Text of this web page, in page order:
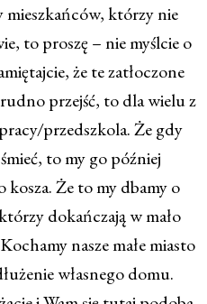
którzy nie
to proszę – nie myślcie o
że te zatłoczone
przejść, to dla wielu z
przedszkola. Że gdy
to my go później
kosza. Że to my dbamy o
doka​ńczają w mało
nasze małe miasto
własnego domu.